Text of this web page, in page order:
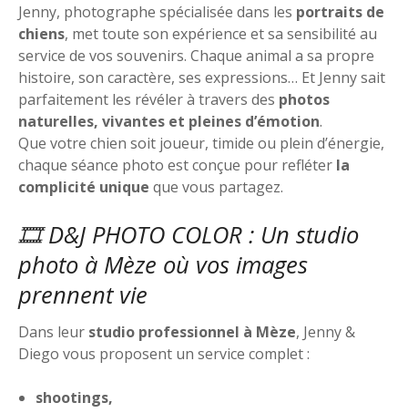
Jenny, photographe spécialisée dans les portraits de
chiens, met toute son expérience et sa sensibilité au
service de vos souvenirs. Chaque animal a sa propre
histoire, son caractère, ses expressions… Et Jenny sait
parfaitement les révéler à travers des photos
naturelles, vivantes et pleines d’émotion.
Que votre chien soit joueur, timide ou plein d’énergie,
chaque séance photo est conçue pour refléter la
complicité unique que vous partagez.
🎞️ D&J PHOTO COLOR : Un studio
photo à Mèze où vos images
prennent vie
Dans leur studio professionnel à Mèze, Jenny &
Diego vous proposent un service complet :
shootings,